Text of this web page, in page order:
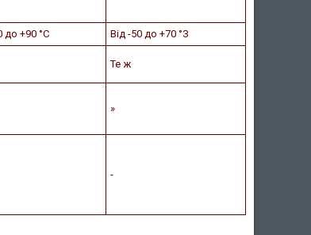
до +90 °С Від -50 до +70 °З
Те ж
»
-